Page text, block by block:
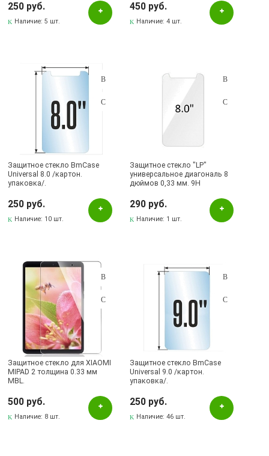
250 руб.
Наличие:5 шт.
450 руб.
Наличие:4 шт.
Защитное стекло BmCase
Universal 8.0 /картон.
упаковка/.
250 руб.
Наличие: 10 шт.
Защитное стекло "LP"
универсальное диагональ 8
дюймов 0,33 мм. 9H
290 руб.
Наличие: 1 шт.
Защитное стекло для XIAOMI
MIPAD 2 толщина 0.33 мм
MBL.
500 руб.
Наличие: 8 шт.
Защитное стекло BmCase
Universal 9.0 /картон.
упаковка/.
250 руб.
Наличие:46 шт.